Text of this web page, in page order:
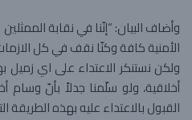
وأضاف البيان: “إنّنا في نقابة
الأمنية كافة وكنّا نقف في كل
ولكن نستنكر الاعتداء على اي زميل
أخلاقية، ولو سلّمنا جدلاً بأنّ
القبول بالاعتداء عليه بهذه الطريقة